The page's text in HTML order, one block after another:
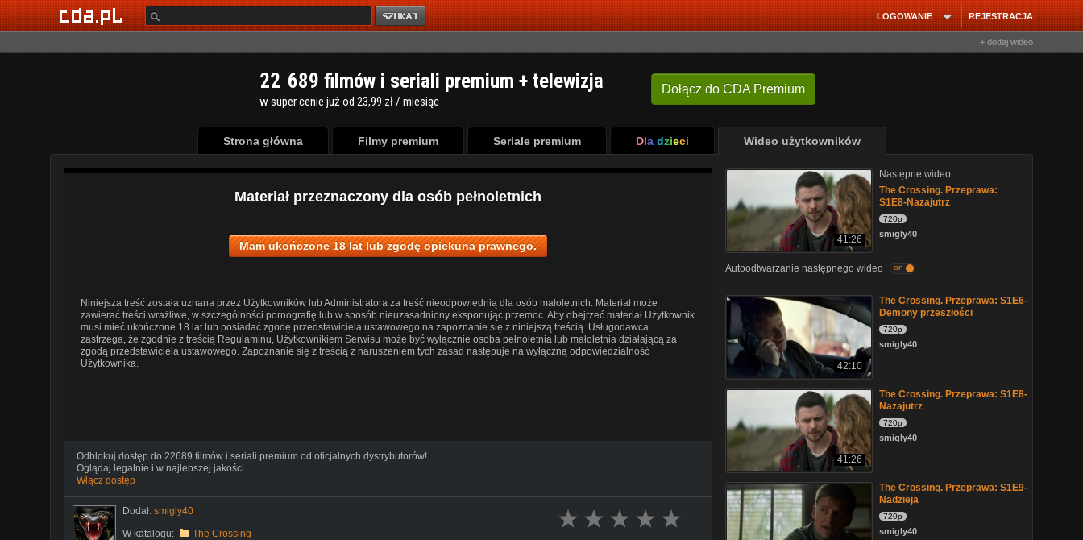
REJESTRACJA
LOGOWANIE
+ dodaj wideo
Dołącz do CDA Premium
22 689 filmów i seriali premium + telewizja
w super cenie już od 23,99 zł / miesiąc
Strona główna Filmy premium Seriale premium Dla dzieci Wideo użytkowników
Materiał przeznaczony dla osób pełnoletnich
Mam ukończone 18 lat lub zgodę opiekuna prawnego.
Niniejsza treść została uznana przez Użytkowników lub Administratora za treść nieodpowiednią dla osób małoletnich. Materiał może
zawierać treści wrażliwe, w szczególności pornografię lub w sposób nieuzasadniony eksponując przemoc. Aby obejrzeć materiał Użytkownik
musi mieć ukończone 18 lat lub posiadać zgodę przedstawiciela ustawowego na zapoznanie się z niniejszą treścią. Usługodawca
zastrzega, że zgodnie z treścią Regulaminu, Użytkownikiem Serwisu może być wyłącznie osoba pełnoletnia lub małoletnia działającą za
zgodą przedstawiciela ustawowego. Zapoznanie się z treścią z naruszeniem tych zasad następuje na wyłączną odpowiedzialność
Użytkownika.
Odblokuj dostęp do 22689 filmów i seriali premium od oficjalnych dystrybutorów!
Oglądaj legalnie i w najlepszej jakości.
Włącz dostęp
Dodał: smigly40
W katalogu:
The Crossing
41:26
Następne wideo:
The Crossing. Przeprawa:
S1E8-Nazajutrz
720p
smigly40
Autoodtwarzanie następnego wideo on
42:10
The Crossing. Przeprawa: S1E6-
Demony przeszłości
720p
smigly40
41:26
The Crossing. Przeprawa: S1E8-
Nazajutrz
720p
smigly40
The Crossing. Przeprawa: S1E9-
Nadzieja
720p
smigly40